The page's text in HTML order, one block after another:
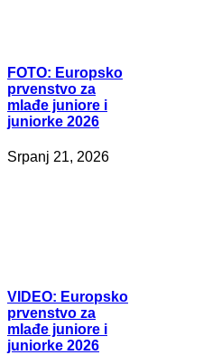
FOTO: Europsko
prvenstvo za
mlađe juniore i
juniorke 2026
Srpanj 21, 2026
VIDEO: Europsko
prvenstvo za
mlađe juniore i
juniorke 2026